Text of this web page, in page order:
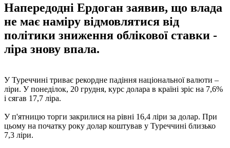
Напередодні Ердоган заявив, що влада
не має наміру відмовлятися від
політики зниження облікової ставки -
ліра знову впала.
У Туреччині триває рекордне падіння національної валюти –
ліри. У понеділок, 20 грудня, курс долара в країні зріс на 7,6%
і сягав 17,7 ліра.
У п'ятницю торги закрилися на рівні 16,4 ліри за долар. При
цьому на початку року долар коштував у Туреччині близько
7,3 ліри.